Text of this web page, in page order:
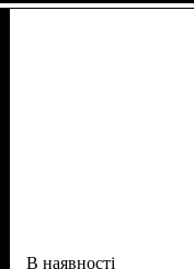
В наявності